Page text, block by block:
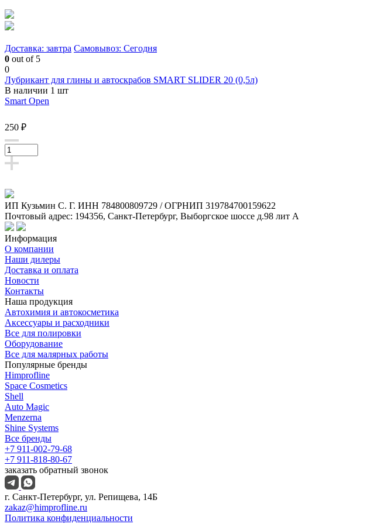
Доставка: завтра Самовывоз: Сегодня
0 out of 5
0
Лубрикант для глины и автоскрабов SMART SLIDER 20 (0,5л)
В наличии 1 шт
Smart Open
250 ₽
ИП Кузьмин C. Г. ИНН 784800809729 / ОГРНИП 319784700159622
Почтовый адрес: 194356, Санкт-Петербург, Выборгское шоссе д.98 лит А
Информация
О компании
Наши дилеры
Доставка и оплата
Новости
Контакты
Наша продукция
Автохимия и автокосметика
Аксессуары и расходники
Все для полировки
Оборудование
Все для малярных работы
Популярные бренды
Himprofline
Space Cosmetics
Shell
Auto Magic
Menzerna
Shine Systems
Все бренды
+7 911-002-79-68
+7 911-818-80-67
заказать обратный звонок
г. Санкт-Петербург, ул. Репищева, 14Б
zakaz@himprofline.ru
Политика конфиденциальности